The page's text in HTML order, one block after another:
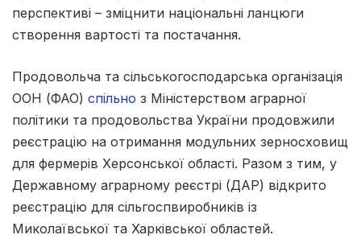
перспективі – зміцнити національні ланцюги
створення вартості та постачання.
Продовольча та сільськогосподарська організація
ООН (ФАО) спільно з Міністерством аграрної
політики та продовольства України продовжили
реєстрацію на отримання модульних зерносховищ
для фермерів Херсонської області. Разом з тим, у
Державному аграрному реєстрі (ДАР) відкрито
реєстрацію для сільгоспвиробників із
Миколаївської та Харківської областей.